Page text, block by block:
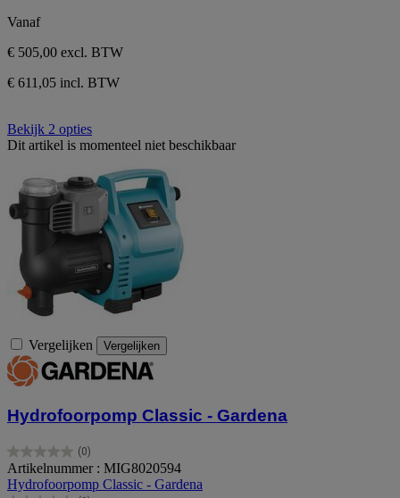
Vanaf
€ 505,00 excl. BTW
€ 611,05 incl. BTW
Bekijk 2 opties
Dit artikel is momenteel niet beschikbaar
Vergelijken Vergelijken
Hydrofoorpomp Classic - Gardena
(0)
0.0
van
de
Artikelnummer : MIG8020594
Hydrofoorpomp Classic - Gardena